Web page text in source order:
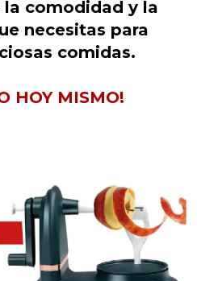
la comodidad y la
necesitas para
comidas.
HOY MISMO!